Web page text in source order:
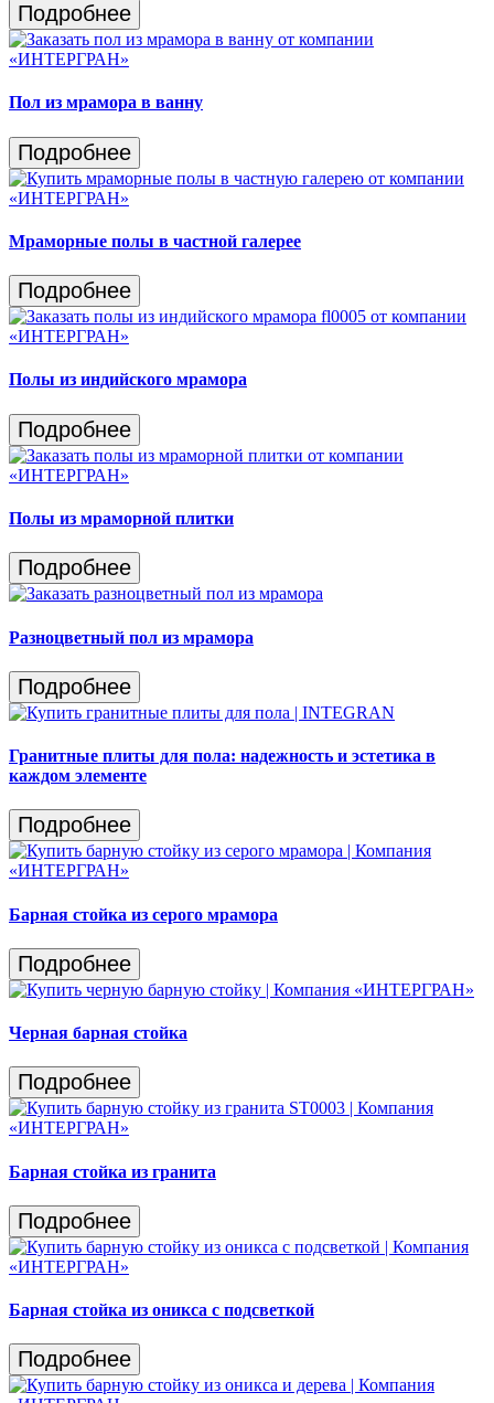
Подробнее
Пол из мрамора в ванну
Подробнее
Мраморные полы в частной галерее
Подробнее
Полы из индийского мрамора
Подробнее
Полы из мраморной плитки
Подробнее
Разноцветный пол из мрамора
Подробнее
Гранитные плиты для пола: надежность и эстетика в
каждом элементе
Подробнее
Барная стойка из серого мрамора
Подробнее
Черная барная стойка
Подробнее
Барная стойка из гранита
Подробнее
Барная стойка из оникса с подсветкой
Подробнее